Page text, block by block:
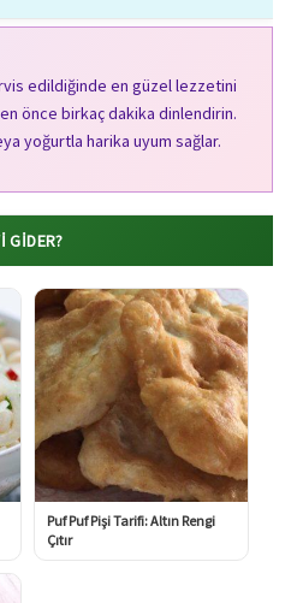
edildiğinde en güzel lezzetini
önce birkaç dakika dinlendirin.
yoğurtla harika uyum sağlar.
GIDER?
Puf Puf Pişi Tarifi: Altın Rengi
Çıtır